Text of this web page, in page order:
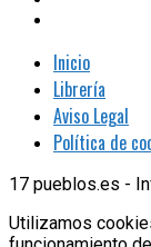
Inicio
Librería
Aviso Legal
Política de
17 pueblos.es -
Utilizamos